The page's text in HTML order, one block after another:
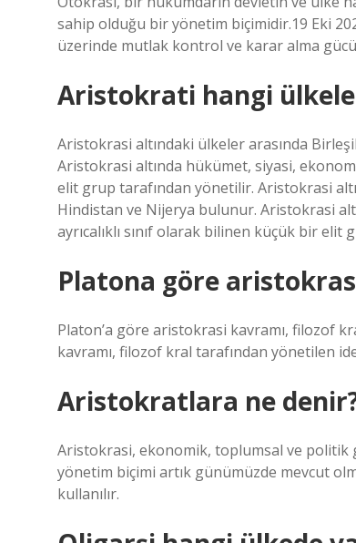
sahip olduğu bir yönetim biçimidir.19 Eki
üzerinde mutlak kontrol ve karar alma
Aristokrati hangi
Aristokrasi altındaki ülkeler arasında
Aristokrasi altında hükümet, siyasi,
elit grup tarafından yönetilir. Aristokrasi
Hindistan ve Nijerya bulunur. Aristokrasi
ayrıcalıklı sınıf olarak bilinen küçük bir
Platona göre
Platon’a göre aristokrasi kavramı, filozof
kavramı, filozof kral tarafından yönetilen
Aristokratlara ne
Aristokrasi, ekonomik, toplumsal ve politik
yönetim biçimi artık günümüzde mevcut
kullanılır.